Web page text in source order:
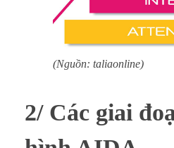
(Nguồn: taliaonline)
2/ Các giai